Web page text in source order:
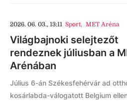
2026. 06. 03., 13:11 Sport, MET Aréna
Világbajnoki selejtezőt
rendeznek júliusban a
Arénában
Július 6-án Székesfehérvár ad
kosárlabda-válogatott Belgium